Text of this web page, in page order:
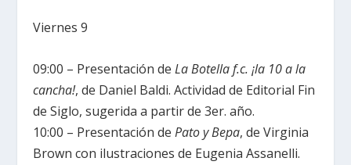
Viernes 9
09:00 – Presentación deLa Botellaf.c. ¡la 10 a la
cancha!, de Daniel Baldi. Actividad de Editorial Fin
de Siglo, sugerida a partir de 3er. año.
10:00 – Presentación dePato y Bepa, de Virginia
Brown con ilustraciones de Eugenia Assanelli.